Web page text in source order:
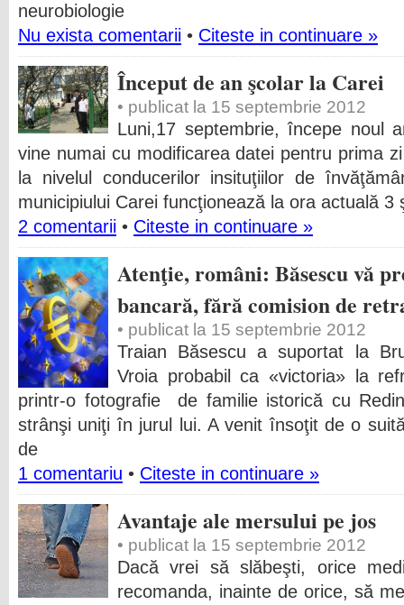
neurobiologie
Nu exista comentarii • Citeste in continuare »
Început de an şcolar la Carei
• publicat la 15 septembrie 2012
Luni,17 septembrie, începe noul
vine numai cu modificarea datei pentru prima
la nivelul conducerilor insituţiilor de
municipiului Carei funcţionează la ora actuală 3
2 comentarii • Citeste in continuare »
Atenţie, români: Băsescu vă
bancară, fără comision de
• publicat la 15 septembrie 2012
Traian Băsescu a suportat la
Vroia probabil ca «victoria» la
printr-o fotografie de familie istorică cu
strânşi uniţi în jurul lui. A venit însoţit de o
de
1 comentariu • Citeste in continuare »
Avantaje ale mersului pe jos
• publicat la 15 septembrie 2012
Dacă vrei să slăbeşti, orice
recomanda, inainte de orice, să